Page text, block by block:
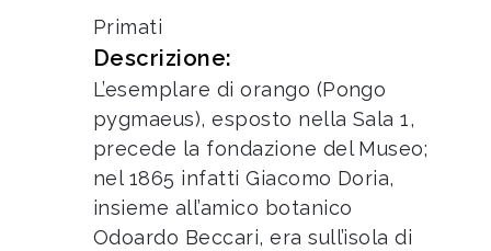
Primati
Descrizione:
L’esemplare di orango (Pongo
pygmaeus), esposto nella Sala 1,
precede la fondazione del Museo;
nel 1865 infatti Giacomo Doria,
insieme all’amico botanico
Odoardo Beccari, era sull’isola di